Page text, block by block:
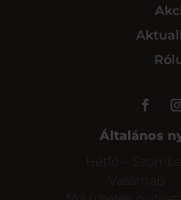
Általános
Hétfő –